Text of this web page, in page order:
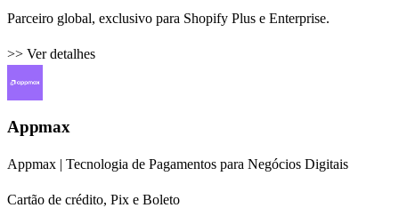
Parceiro global, exclusivo para Shopify Plus e Enterprise.
>> Ver detalhes
Appmax
Appmax | Tecnologia de Pagamentos para Negócios Digitais
Cartão de crédito, Pix e Boleto